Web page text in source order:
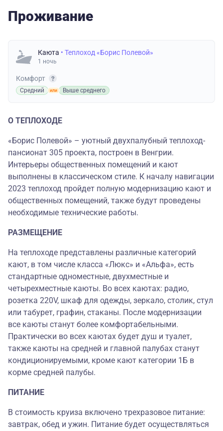
Проживание
Каюта • Теплоход «Борис Полевой»
1 ночь
Комфорт
Средний Выше среднего
О ТЕПЛОХОДЕ
«Борис Полевой» – уютный двухпалубный теплоход-
пансионат 305 проекта, построен в Венгрии.
Интерьеры общественных помещений и кают
выполнены в классическом стиле. К началу навигации
2023 теплоход пройдет полную модернизацию кают и
общественных помещений, также будут проведены
необходимые технические работы.
РАЗМЕЩЕНИЕ
На теплоходе представлены различные категорий
кают, в том числе класса «Люкс» и «Альфа», есть
стандартные одноместные, двухместные и
четырехместные каюты. Во всех каютах: радио,
розетка 220V, шкаф для одежды, зеркало, столик, стул
или табурет, графин, стаканы. После модернизации
все каюты станут более комфортабельными.
Практически во всех каютах будет душ и туалет,
также каюты на средней и главной палубах станут
кондиционируемыми, кроме кают категории 1Б в
корме средней палубы.
ПИТАНИЕ
В стоимость круиза включено трехразовое питание:
завтрак, обед и ужин. Питание будет осуществляться